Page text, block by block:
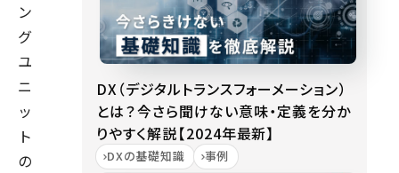
ン
グ
ユ
ニ
ッ
ト
の
DX（デジタルトランスフォーメーション）
とは？今さら聞けない意味・定義を分か
りやすく解説【2024年最新】
DXの基礎知識 事例